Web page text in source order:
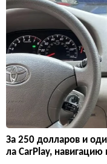
За 250 долларов и
ла CarPlay,